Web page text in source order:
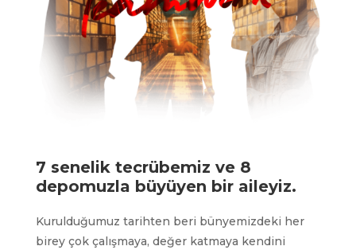
7 senelik tecrübemiz ve 8
depomuzla büyüyen bir aileyiz.
Kurulduğumuz tarihten beri bünyemizdeki her
birey çok çalışmaya, değer katmaya kendini